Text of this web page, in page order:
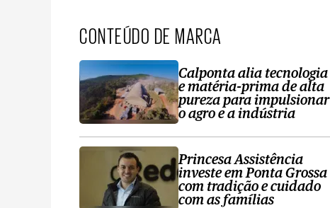
CONTEÚDO DE MARCA
Calponta alia tecnologia
e matéria-prima de alta
pureza para impulsionar
o agro e a indústria
Princesa Assistência
investe em Ponta Grossa
com tradição e cuidado
com as famílias